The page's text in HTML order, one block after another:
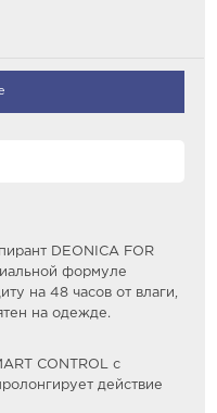
DEONICA FOR
формуле
на 48 часов от влаги,
на одежде.
CONTROL с
действие